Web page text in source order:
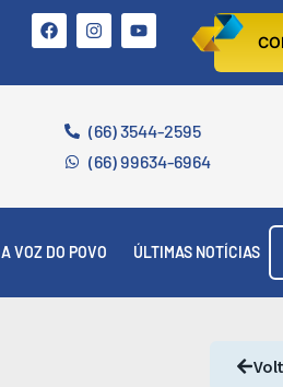
(66) 3544-2595
(66) 99634-6964
A VOZ DO POVO ÚLTIMAS NOTÍCIAS